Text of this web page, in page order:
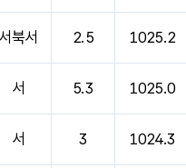
서북서 2.5 1025.2
서 5.3 1025.0
서 3 1024.3